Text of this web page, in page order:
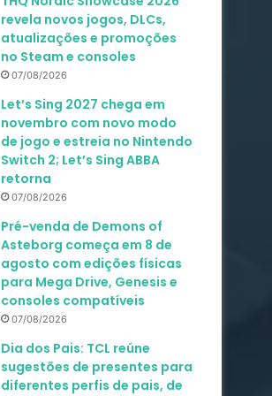
revela novos jogos, DLCs,
atualizações e promoções
no Steam e consoles
07/08/2026
Let’s Sing 2027 chega em
novembro com novo modo
de jogo e estreia no Nintendo
Switch 2; Let’s Sing ABBA
retorna
07/08/2026
Pré-venda de Demons of
Asteborg começa em 8 de
agosto com edições físicas
para Mega Drive, Genesis e
consoles compatíveis
07/08/2026
Dia dos Pais: TCL reúne
sugestões de presentes para
diferentes perfis de pais, de